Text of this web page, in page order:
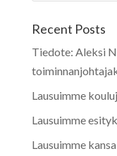
Recent Posts
Tiedote: Aleksi
Lausuimme
Lausuimme
Lausuimme